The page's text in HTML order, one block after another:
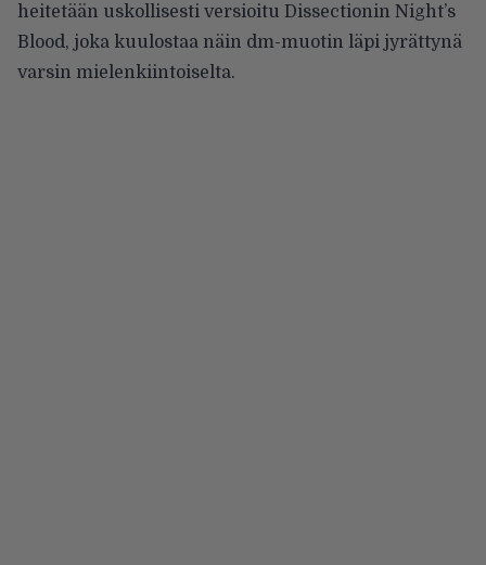
heitetään uskollisesti versioitu Dissectionin Night’s
Blood, joka kuulostaa näin dm-muotin läpi jyrättynä
varsin mielenkiintoiselta.